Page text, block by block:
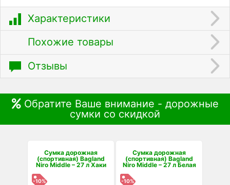
Характеристики
Похожие товары
Отзывы
Обратите Ваше внимание - дорожные
сумки со скидкой
Сумка дорожная
(спортивная) Bagland
Niro Middle – 27 л Хаки
-10%
Сумка дорожная
(спортивная) Bagland
Niro Middle – 27 л Белая
-10%